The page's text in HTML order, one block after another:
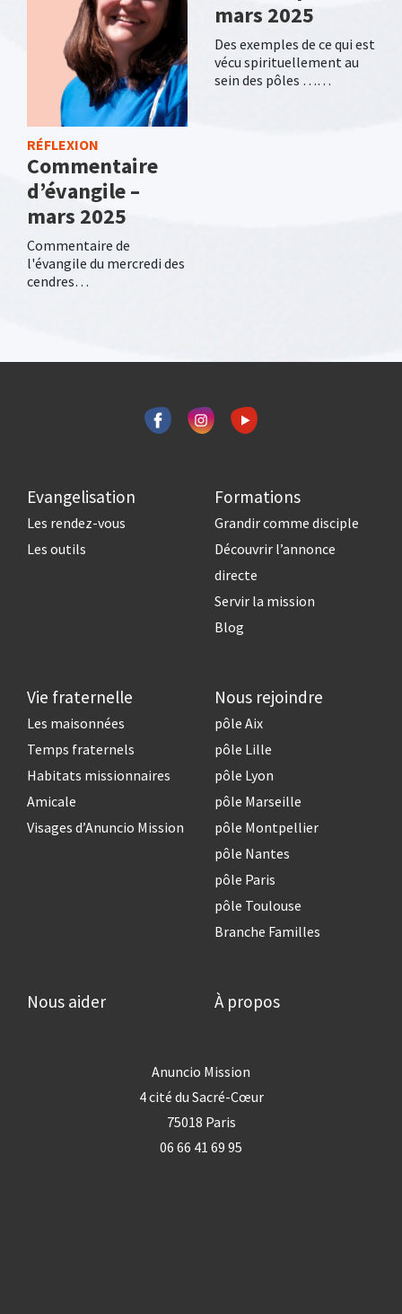
RÉFLEXION
Commentaire
d’évangile –
mars 2025
Commentaire de
l'évangile du mercredi des
cendres…
mars 2025
Des exemples de ce qui est
vécu spirituellement au
sein des pôles ……
Evangelisation
Les rendez-vous
Les outils
Formations
Grandir comme disciple
Découvrir l’annonce
directe
Servir la mission
Blog
Vie fraternelle
Les maisonnées
Temps fraternels
Habitats missionnaires
Amicale
Visages d’Anuncio Mission
Nous rejoindre
pôle Aix
pôle Lille
pôle Lyon
pôle Marseille
pôle Montpellier
pôle Nantes
pôle Paris
pôle Toulouse
Branche Familles
Nous aider À propos
Anuncio Mission
4 cité du Sacré-Cœur
75018 Paris
06 66 41 69 95